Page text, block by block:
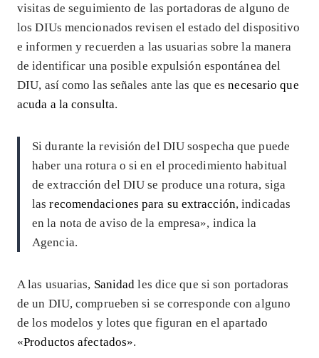
visitas de seguimiento de las portadoras de alguno de
los DIUs mencionados revisen el estado del dispositivo
e informen y recuerden a las usuarias sobre la manera
de identificar una posible expulsión espontánea del
DIU, así como las señales ante las que esnecesario que
acuda a la consulta.
Si durante la revisión del DIU sospecha que puede
haber una rotura o si en el procedimiento habitual
de extracción del DIU se produce una rotura, siga
lasrecomendaciones para su extracción, indicadas
en la nota de aviso de la empresa», indica la
Agencia.
A las usuarias, Sanidad les dice que si son portadoras
de un DIU, comprueben si se corresponde con alguno
de los modelos y lotes que figuran en el apartado
«Productos afectados».